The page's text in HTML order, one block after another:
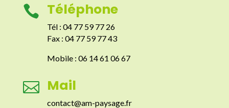
 Téléphone
Tél : 04 77 59 77 26
Fax : 04 77 59 77 43
Mobile : 06 14 61 06 67
 Mail
contact@am-paysage.fr